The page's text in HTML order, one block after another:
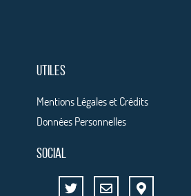
UTILES
Mentions Légales et Crédits
Données Personnelles
SOCIAL